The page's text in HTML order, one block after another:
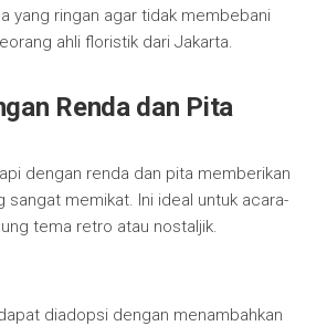
yang ringan agar tidak membebani
ahli floristik dari Jakarta.
Renda dan Pita
dengan renda dan pita memberikan
sangat memikat. Ini ideal untuk acara-
tema retro atau nostaljik.
diadopsi dengan menambahkan